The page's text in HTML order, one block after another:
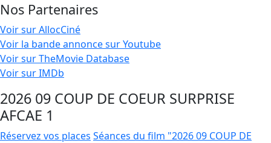
Nos Partenaires
Voir sur AllocCiné
Voir la bande annonce sur Youtube
Voir sur TheMovie Database
Voir sur IMDb
2026 09 COUP DE COEUR SURPRISE
AFCAE 1
Réservez vos places Séances du film "2026 09 COUP DE